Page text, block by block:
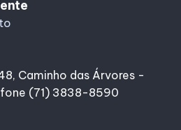
Caminho das Árvores -
(71) 3838-8590